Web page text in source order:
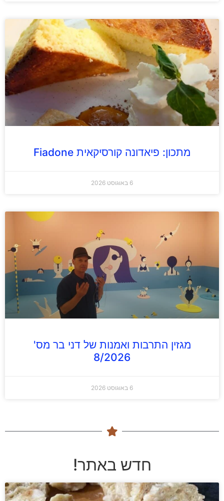
מתכון: פיאדונה קורסיקאית Fiadone
6 באוגוסט 2026
מגזין התרבות ואמנות של דני בר מס'
8/2026
6 באוגוסט 2026
חדש באתר!